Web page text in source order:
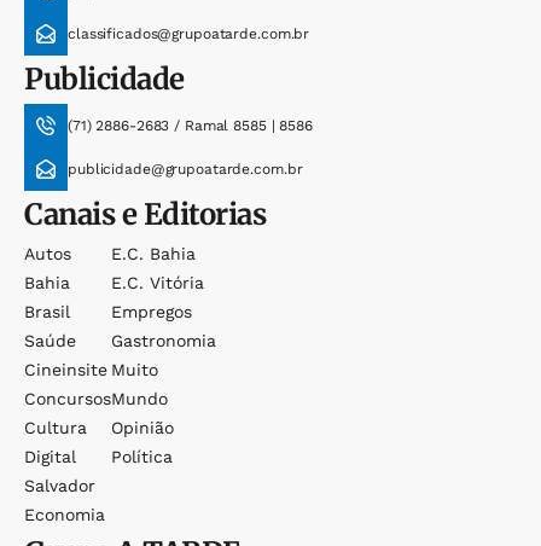
classificados@grupoatarde.com.br
Publicidade
(71) 2886-2683 / Ramal 8585 | 8586
publicidade@grupoatarde.com.br
Canais e Editorias
Autos
Bahia
Brasil
Saúde
Cineinsite
Concursos
Cultura
Digital
Salvador
Economia
E.c. Bahia
E.c. Vitória
Empregos
Gastronomia
Muito
Mundo
Opinião
Política